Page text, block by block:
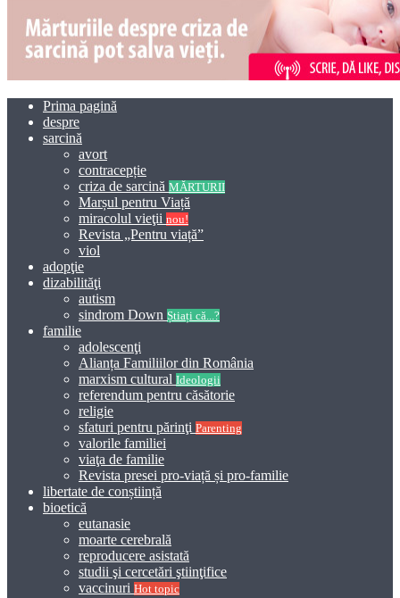
Prima pagină
despre
sarcină
avort
contracepție
criza de sarcină MĂRTURII
Marșul pentru Viață
miracolul vieţii nou!
Revista „Pentru viață”
viol
adopţie
dizabilităţi
autism
sindrom Down Știați că...?
familie
adolescenţi
Alianța Familiilor din România
marxism cultural Ideologii
referendum pentru căsătorie
religie
sfaturi pentru părinţi Parenting
valorile familiei
viaţa de familie
Revista presei pro-viață și pro-familie
libertate de conștiință
bioetică
eutanasie
moarte cerebrală
reproducere asistată
studii şi cercetări ştiinţifice
vaccinuri Hot topic